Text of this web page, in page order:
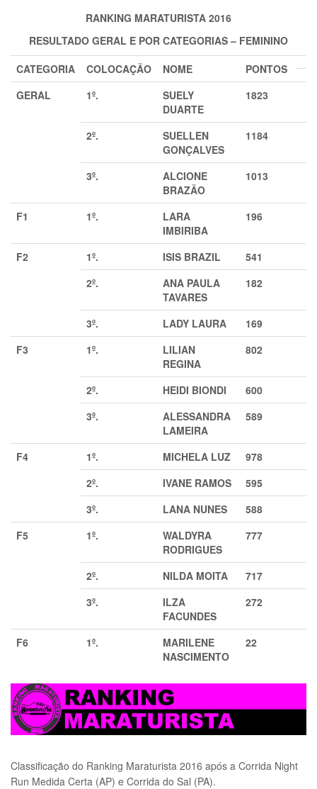
RANKING MARATURISTA 2016
RESULTADO GERAL E POR CATEGORIAS – FEMININO
CATEGORIA
COLOCAÇÃO NOME
PONTOS
GERAL
1º.
SUELY
DUARTE
1823
2º.
SUELLEN
GONÇALVES
1184
3º.
ALCIONE
BRAZÃO
1013
F1 1º.
LARA
IMBIRIBA
196
F2 1º. ISIS BRAZIL
541
2º.
ANA PAULA
TAVARES
182
3º. LADY LAURA
169
F3
1º.
LILIAN
REGINA
802
2º. HEIDI BIONDI
600
3º.
ALESSANDRA
LAMEIRA
589
F4 1º. MICHELA LUZ
978
2º.
IVANE RAMOS
595
3º.
LANA NUNES
588
F5
1º.
WALDYRA
RODRIGUES
777
2º. NILDA MOITA
717
3º.
ILZA
FACUNDES
272
F6 1º.
MARILENE
NASCIMENTO
22
Classificação do Ranking Maraturista 2016 após a Corrida Night
Run Medida Certa (AP) e Corrida do Sal (PA).